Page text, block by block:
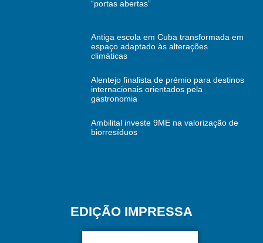
“portas abertas”
Antiga escola em Cuba transformada em
espaço adaptado às alterações
climáticas
Alentejo finalista de prémio para destinos
internacionais orientados pela
gastronomia
Ambilital investe 9ME na valorização de
biorresíduos
EDIÇÃO IMPRESSA